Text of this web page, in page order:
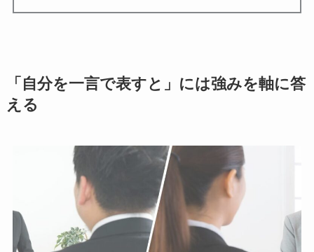
「自分を一言で表すと」には強みを軸に答
える